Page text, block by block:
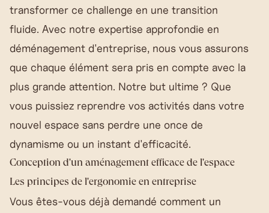
transformer ce challenge en une transition
fluide. Avec notre expertise approfondie en
déménagement d'entreprise, nous vous assurons
que chaque élément sera pris en compte avec la
plus grande attention. Notre but ultime ? Que
vous puissiez reprendre vos activités dans votre
nouvel espace sans perdre une once de
dynamisme ou un instant d'efficacité.
Conception d'un aménagement efficace de l'espace
Les principes de l'ergonomie en entreprise
Vous êtes-vous déjà demandé comment un